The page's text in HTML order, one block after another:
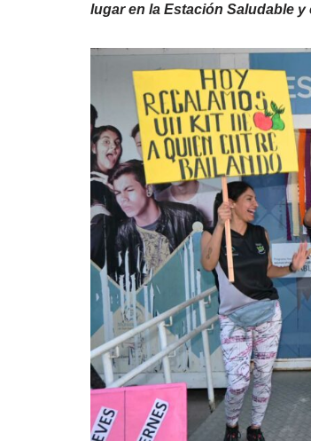
lugar en la Estación Saludable